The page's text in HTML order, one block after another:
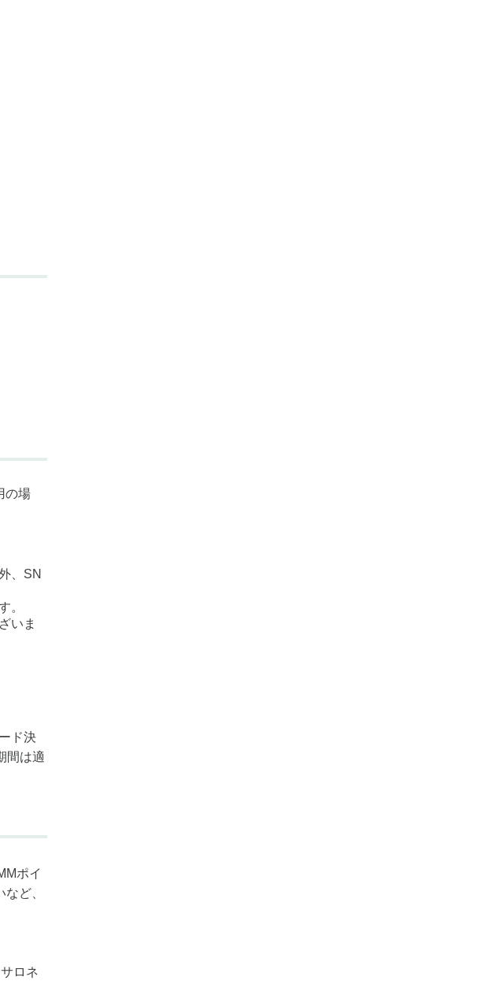
の場
、SN
。
いま
ド決
間は適
ポイ
ど、
ロネ